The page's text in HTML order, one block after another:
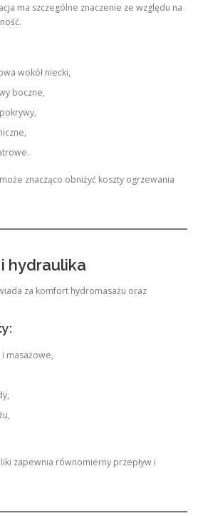
ma szczególne znaczenie ze względu na
wokół niecki,
boczne,
znacząco obniżyć koszty ogrzewania
hydraulika
za komfort hydromasażu oraz
masażowe,
zapewnia równomierny przepływ i